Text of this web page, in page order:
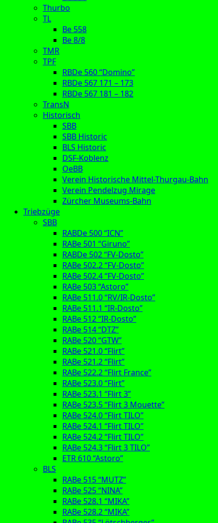
Thurbo
TL
Be 558
Be 8/8
TMR
TPF
RBDe 560 “Domino”
RBDe 567 171 – 173
RBDe 567 181 – 182
TransN
Historisch
SBB
SBB Historic
BLS Historic
DSF-Koblenz
OeBB
Verein Historische Mittel-Thurgau-Bahn
Verein Pendelzug Mirage
Zürcher Museums-Bahn
Triebzüge
SBB
RABDe 500 “ICN”
RABe 501 “Giruno”
RABDe 502 “FV-Dosto”
RABe 502.2 “FV-Dosto”
RABe 502.4 “FV-Dosto”
RABe 503 “Astoro”
RABe 511.0 “RV/IR-Dosto”
RABe 511.1 “IR-Dosto”
RABe 512 “IR-Dosto”
RABe 514 “DTZ”
RABe 520 “GTW”
RABe 521.0 “Flirt”
RABe 521.2 “Flirt”
RABe 522.2 “Flirt France”
RABe 523.0 “Flirt”
RABe 523.1 “Flirt 3”
RABe 523.5 “Flirt 3 Mouette”
RABe 524.0 “Flirt TILO”
RABe 524.1 “Flirt TILO”
RABe 524.2 “Flirt TILO”
RABe 524.3 “Flirt 3 TILO”
ETR 610 “Astoro”
BLS
RABe 515 “MUTZ”
RABe 525 “NINA”
RABe 528.1 “MIKA”
RABe 528.2 “MIKA”